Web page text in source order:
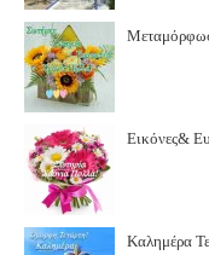
Εικόνες&
Καλημέρα